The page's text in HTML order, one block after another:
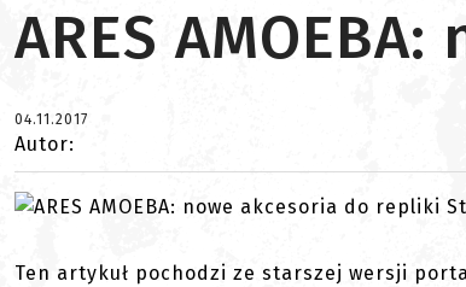
ARES
04.11.2017
Autor:
Ten artykuł pochodzi ze starszej wersji